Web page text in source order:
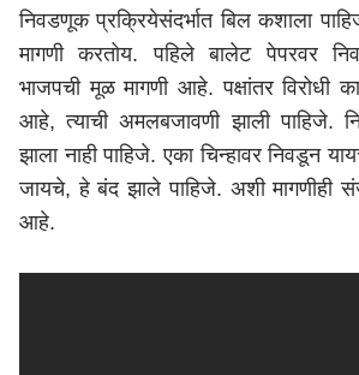
निवडणूक प्रक्रियेसंदर्भातबिल कशाला
मागणी करतोय. पहिले बालेट पेपरवर
भाजपची मूळ मागणी आहे. पक्षांतर विरोधी
आहे, त्याची अमलबजावणी झाली पाहिजे.
झाला नाही पाहिजे. एका चिन्हावर निवडून
जायचे, हे बंद झाले पाहिजे. अशी मागणीही
आहे.